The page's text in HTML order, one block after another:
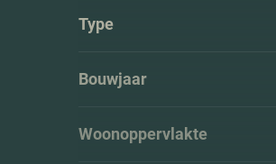
Type
Bouwjaar
Woonoppervlakte